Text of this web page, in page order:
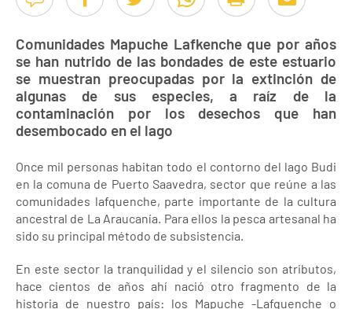
Comunidades Mapuche Lafkenche que por años
se han nutrido de las bondades de este estuario
se muestran preocupadas por la extinción de
algunas de sus especies, a raíz de la
contaminación por los desechos que han
desembocado en el lago
Once mil personas habitan todo el contorno del lago Budi
en la comuna de Puerto Saavedra, sector que reúne a las
comunidades lafquenche, parte importante de la cultura
ancestral de La Araucanía. Para ellos la pesca artesanal ha
sido su principal método de subsistencia.
En este sector la tranquilidad y el silencio son atributos,
hace cientos de años ahí nació otro fragmento de la
historia de nuestro país: los Mapuche -Lafquenche o